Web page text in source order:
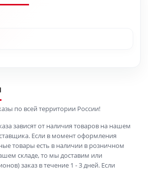
по всей территории России!
зависят от наличия товаров на нашем
Если в момент оформления
товары есть в наличии в розничном
складе, то мы доставим или
заказ в течение 1 - 3 дней. Если